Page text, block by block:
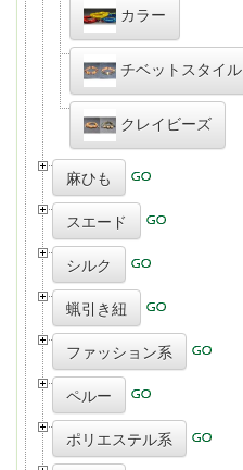
カラー
チベットスタイル
クレイビーズ
麻ひも
スエード
シルク
蝋引き紐
ファッション系
ペルー
ポリエステル系